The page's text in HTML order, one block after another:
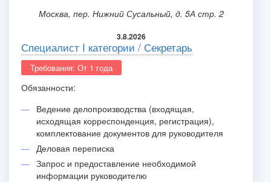
Москва, пер. Нижний Сусальный, д. 5А стр. 2
3.8.2026
Специалист I категории / Секретарь
Требования: От 1 года
Обязанности:
Ведение делопроизводства (входящая,
исходящая корреспонденция, регистрация),
комплектование документов для руководителя
Деловая переписка
Запрос и предоставление необходимой
информации руководителю